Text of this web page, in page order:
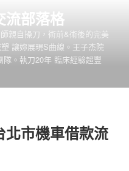
流部落格
親自操刀，術前&術後的完美
讓妳展現S曲線。王子杰院
。執刀20年 臨床經驗超豐
北市機車借款流